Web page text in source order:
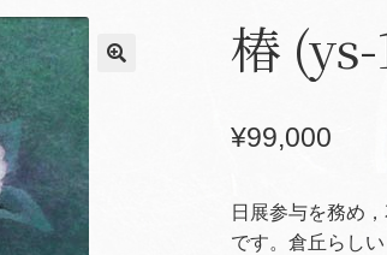
椿 (ys-
¥99,000
日展参与を務め
です。倉丘らし